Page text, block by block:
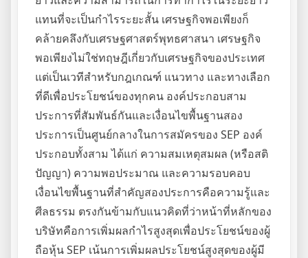
แทนที่จะเป็นกำไรระยะสั้น เศรษฐกิจพอเพียงก็
คล้ายคลึงกับเศรษฐศาสตร์พุทธศาสนา เศรษฐกิจ
พอเพียงไม่ใช่ทฤษฎีเกี่ยวกับเศรษฐกิจของประเทศ
แต่เป็นเวทีสำหรับกฎเกณฑ์ แนวทาง และทางเลือก
ที่ดีเพื่อประโยชน์ของทุกคน องค์ประกอบสาม
ประการที่สัมพันธ์กันและเงื่อนไขพื้นฐานสอง
ประการเป็นศูนย์กลางในการสมัครของ SEP องค์
ประกอบทั้งสาม ได้แก่ ความสมเหตุสมผล (หรือสติ
ปัญญา) ความพอประมาณ และความรอบคอบ
เงื่อนไขพื้นฐานที่สำคัญสองประการคือความรู้และ
ศีลธรรม ตรงกันข้ามกับแนวคิดที่ว่าหน้าที่หลักของ
บริษัทคือการเพิ่มผลกำไรสูงสุดเพื่อประโยชน์ของผู้
ถือหุ้น SEP เน้นการเพิ่มผลประโยชน์สูงสุดของผู้มี